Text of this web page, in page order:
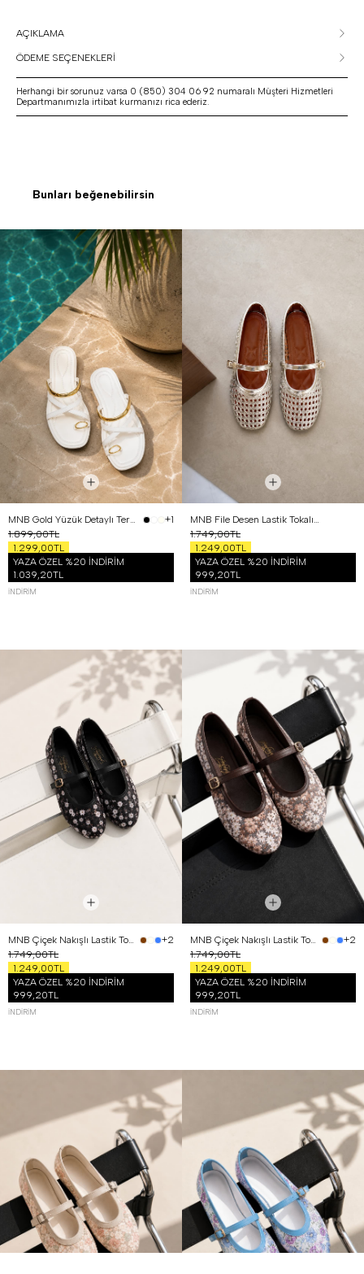
AÇIKLAMA
ÖDEME SEÇENEKLERİ
Herhangi bir sorunuz varsa 0 (850) 304 06 92 numaralı Müşteri Hizmetleri
Departmanımızla irtibat kurmanızı rica ederiz.
Bunları beğenebilirsin
MNB Gold Yüzük Detaylı Terlik Beyaz
+1
1.899,00TL
1.299,00TL
YAZA ÖZEL %20 İNDİRİM
1.039,20TL
İNDIRIM
MNB File Desen Lastik Tokalı Babet Gümüş
1.749,00TL
1.249,00TL
YAZA ÖZEL %20 İNDİRİM
999,20TL
İNDIRIM
MNB Çiçek Nakışlı Lastik Tokalı Babet Siyah
+2
1.749,00TL
1.249,00TL
YAZA ÖZEL %20 İNDİRİM
999,20TL
İNDIRIM
MNB Çiçek Nakışlı Lastik Tokalı Babet Kahverengi
+2
1.749,00TL
1.249,00TL
YAZA ÖZEL %20 İNDİRİM
999,20TL
İNDIRIM